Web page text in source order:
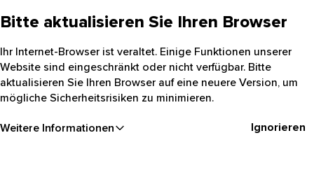
Bitte aktualisieren Sie Ihren Browser
Ihr Internet-Browser ist veraltet. Einige Funktionen unserer
Website sind eingeschränkt oder nicht verfügbar. Bitte
aktualisieren Sie Ihren Browser auf eine neuere Version, um
mögliche Sicherheitsrisiken zu minimieren.
Weitere Informationen Ignorieren